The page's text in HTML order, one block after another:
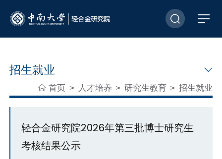
招生就业
首页 > 人才培养 > 研究生教育 > 招生就业
轻合金研究院2026年第三批博士研究生
考核结果公示